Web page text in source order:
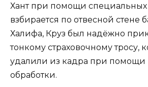
Хант при помощи специальных
взбирается по отвесной
Халифа, Круз был надёжно
тонкому страховочному тросу,
удалили из кадра при помощи
обработки.